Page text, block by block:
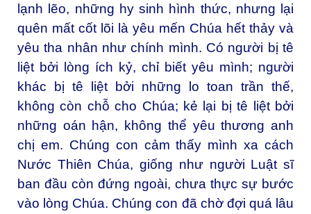
lạnh lẽo, những hy sinh hình thức, nhưng lại
quên mất cốt lõi là yêu mến Chúa hết thảy và
yêu tha nhân như chính mình. Có người bị tê
liệt bởi lòng ích kỷ, chỉ biết yêu mình; người
khác bị tê liệt bởi những lo toan trần thế,
không còn chỗ cho Chúa; kẻ lại bị tê liệt bởi
những oán hận, không thể yêu thương anh
chị em. Chúng con cảm thấy mình xa cách
Nước Thiên Chúa, giống như người Luật sĩ
ban đầu còn đứng ngoài, chưa thực sự bước
vào lòng Chúa. Chúng con đã chờ đợi quá lâu